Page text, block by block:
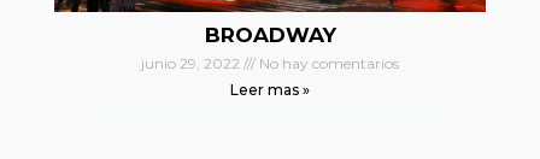
BROADWAY
junio 29, 2022
No hay comentarios
Leer mas »